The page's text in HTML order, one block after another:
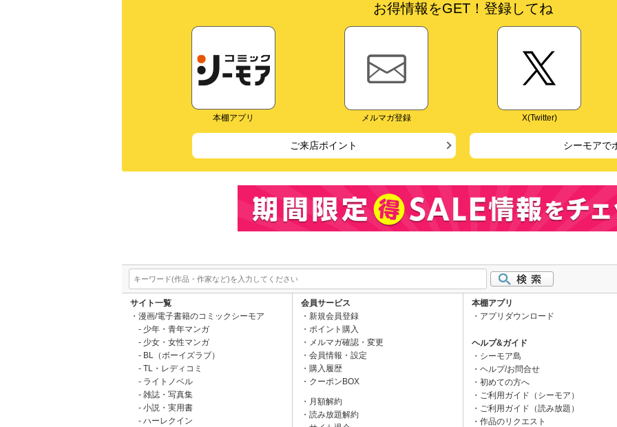
お得情報をGET！登録してね
本棚アプリ メルマガ登録 X(Twitter)
ご来店ポイント シーモアで
サイト一覧
漫画/電子書籍のコミックシーモア
少年・青年マンガ
少女・女性マンガ
BL（ボーイズラブ）
TL・レディコミ
ライトノベル
雑誌・写真集
小説・実用書
ハーレクイン
会員サービス
新規会員登録
ポイント購入
メルマガ確認・変更
会員情報・設定
購入履歴
クーポンBOX
月額解約
読み放題解約
本棚アプリ
アプリダウンロード
ヘルプ&ガイド
シーモア島
ヘルプ/お問合せ
初めての方へ
ご利用ガイド（シーモア）
ご利用ガイド（読み放題）
作品のリクエスト